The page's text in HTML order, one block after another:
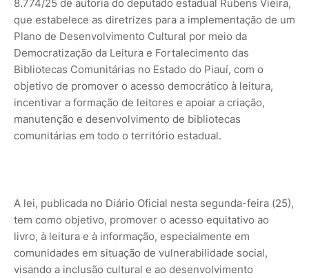
8.774/25 de autoria do deputado estadual Rubens Vieira,
que estabelece as diretrizes para a implementação de um
Plano de Desenvolvimento Cultural por meio da
Democratização da Leitura e Fortalecimento das
Bibliotecas Comunitárias no Estado do Piauí, com o
objetivo de promover o acesso democrático à leitura,
incentivar a formação de leitores e apoiar a criação,
manutenção e desenvolvimento de bibliotecas
comunitárias em todo o território estadual.
A lei, publicada no Diário Oficial nesta segunda-feira (25),
tem como objetivo, promover o acesso equitativo ao
livro, à leitura e à informação, especialmente em
comunidades em situação de vulnerabilidade social,
visando a inclusão cultural e ao desenvolvimento